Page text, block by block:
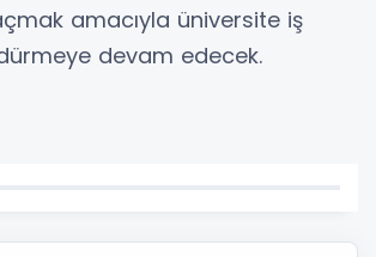
amacıyla üniversite iş
devam edecek.